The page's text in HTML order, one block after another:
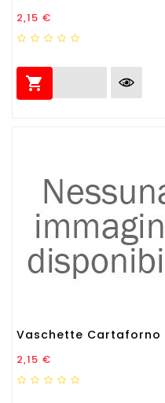
Prezzo
2,15 €

Vaschette Cartaforno
Prezzo
2,15 €